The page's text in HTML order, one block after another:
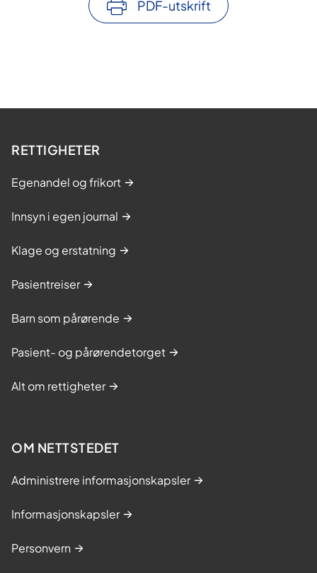
PDF-utskrift
RETTIGHETER
Egenandel og frikort
Innsyn i egen journal
Klage og erstatning
Pasientreiser
Barn som pårørende
Pasient- og pårørendetorget
Alt om rettigheter
OM NETTSTEDET
Administrere informasjonskapsler
Informasjonskapsler
Personvern